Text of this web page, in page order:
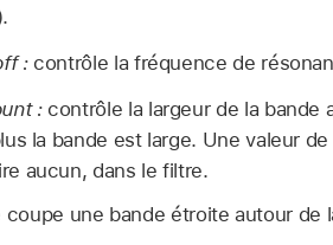
:contrôle la fréquence de
:contrôle la largeur de la bande
la bande est large. Une valeur
aucun, dans le filtre.
une bande étroite autour de